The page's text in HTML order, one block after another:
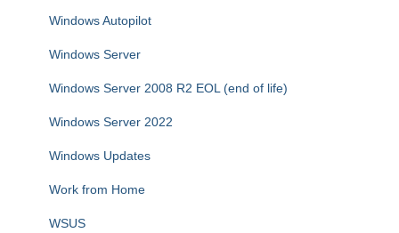
Windows Autopilot
Windows Server
Windows Server 2008 R2 EOL (end of life)
Windows Server 2022
Windows Updates
Work from Home
WSUS